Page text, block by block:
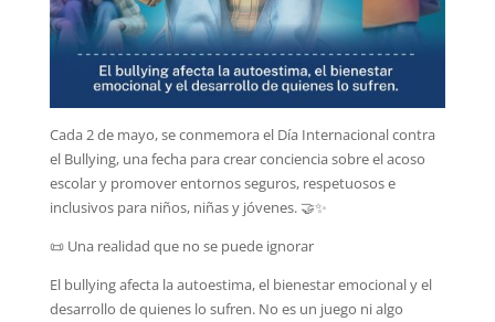
Cada 2 de mayo, se conmemora el Día Internacional contra
el Bullying, una fecha para crear conciencia sobre el acoso
escolar y promover entornos seguros, respetuosos e
inclusivos para niños, niñas y jóvenes. 🤝✨
📜 Una realidad que no se puede ignorar
El bullying afecta la autoestima, el bienestar emocional y el
desarrollo de quienes lo sufren. No es un juego ni algo